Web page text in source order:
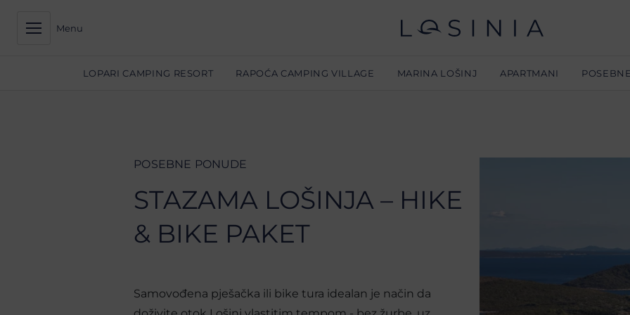
Menu
LOPARI CAMPING RESORT RAPOĆA CAMPING VILLAGE MARINA LOŠINJ APARTMANI
POSEBNE PONUDE
STAZAMA LOŠINJA – HIKE
& BIKE PAKET
Samovođena pješačka ili bike tura idealan je način da